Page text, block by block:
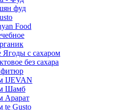
фуд
Food
Ягоды с сахаром
без сахара
IJEVAN
Шамб
Арарат
te Gusto